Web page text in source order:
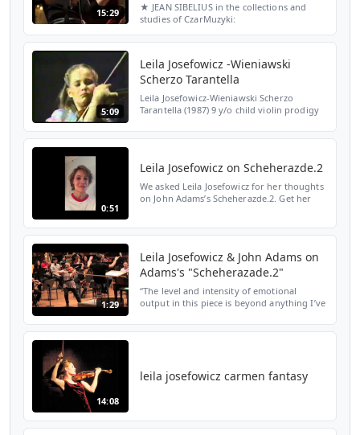
15:29
★ JEAN SIBELIUS in the collections and
studies of CzarMuzyki:
5:09
Leila Josefowicz -Wieniawski
Scherzo Tarantella
Leila Josefowicz-Wieniawski Scherzo
Tarantella (1987) 9 y/o child violin prodigy
0:51
Leila Josefowicz on Scheherazde.2
We asked Leila Josefowicz for her thoughts
on John Adams’s Scheherazde.2. Get her
1:29
Leila Josefowicz & John Adams on
Adams's "Scheherazade.2"
“The level and intensity of emotional
output in this piece is beyond anything I’ve
14:08
leila josefowicz carmen fantasy